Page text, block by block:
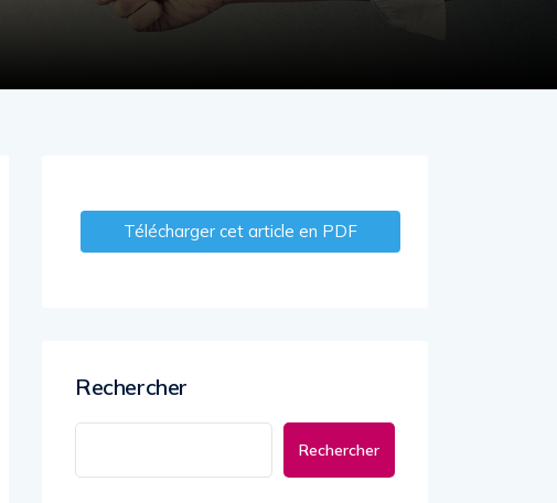
Télécharger cet article en PDF
Rechercher
Rechercher